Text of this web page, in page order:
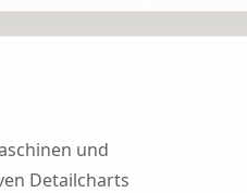
und
Detailcharts